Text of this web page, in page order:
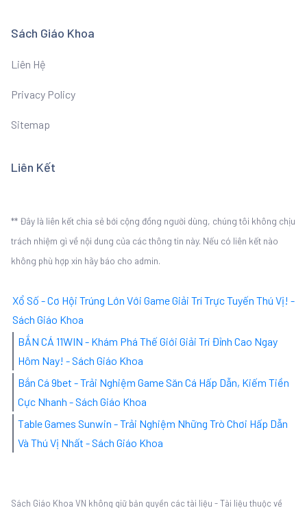
Sách Giáo Khoa
Liên Hệ
Privacy Policy
Sitemap
Liên Kết
** Đây là liên kết chia sẻ bới cộng đồng người dùng, chúng tôi không chịu
trách nhiệm gì về nội dung của các thông tin này. Nếu có liên kết nào
không phù hợp xin hãy báo cho admin.
Xổ Số - Cơ Hội Trúng Lớn Với Game Giải Trí Trực Tuyến Thú Vị! -
Sách Giáo Khoa
BẮN CÁ 11WIN - Khám Phá Thế Giới Giải Trí Đỉnh Cao Ngay
Hôm Nay! - Sách Giáo Khoa
Bắn Cá 9bet - Trải Nghiệm Game Săn Cá Hấp Dẫn, Kiếm Tiền
Cực Nhanh - Sách Giáo Khoa
Table Games Sunwin - Trải Nghiệm Những Trò Chơi Hấp Dẫn
Và Thú Vị Nhất - Sách Giáo Khoa
Sách Giáo Khoa VN không giữ bản quyền các tài liệu - Tài liệu thuộc về